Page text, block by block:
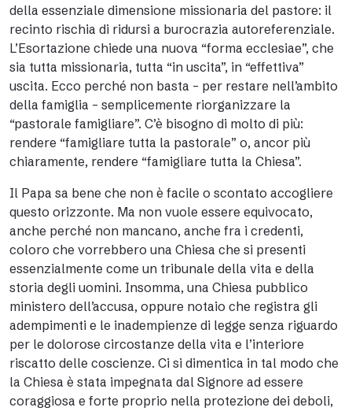
della essenziale dimensione missionaria del pastore: il
recinto rischia di ridursi a burocrazia autoreferenziale.
L’Esortazione chiede una nuova “forma ecclesiae”, che
sia tutta missionaria, tutta “in uscita”, in “effettiva”
uscita. Ecco perché non basta – per restare nell’ambito
della famiglia – semplicemente riorganizzare la
“pastorale famigliare”. C’è bisogno di molto di più:
rendere “famigliare tutta la pastorale” o, ancor più
chiaramente, rendere “famigliare tutta la Chiesa”.
Il Papa sa bene che non è facile o scontato accogliere
questo orizzonte. Ma non vuole essere equivocato,
anche perché non mancano, anche fra i credenti,
coloro che vorrebbero una Chiesa che si presenti
essenzialmente come un tribunale della vita e della
storia degli uomini. Insomma, una Chiesa pubblico
ministero dell’accusa, oppure notaio che registra gli
adempimenti e le inadempienze di legge senza riguardo
per le dolorose circostanze della vita e l’interiore
riscatto delle coscienze. Ci si dimentica in tal modo che
la Chiesa è stata impegnata dal Signore ad essere
coraggiosa e forte proprio nella protezione dei deboli,